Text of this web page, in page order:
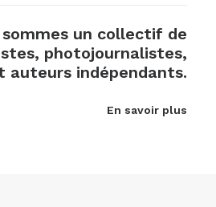
sommes un collectif de
photojournalistes,
auteurs indépendants.
En savoir plus